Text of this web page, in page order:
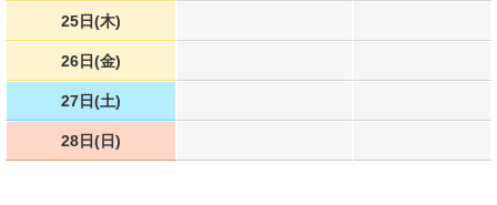
25日(木)
26日(金)
27日(土)
28日(日)